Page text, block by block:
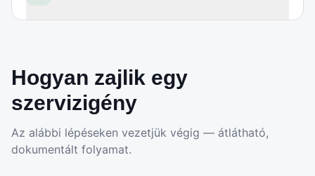
Hogyan zajlik egy
szervizigény
Az alábbi lépéseken vezetjük végig — átlátható,
dokumentált folyamat.